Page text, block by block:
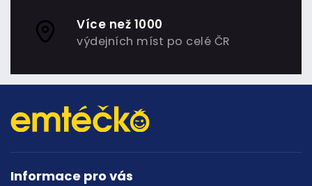
Více než 1000
výdejních míst po celé ČR
Informace pro vás